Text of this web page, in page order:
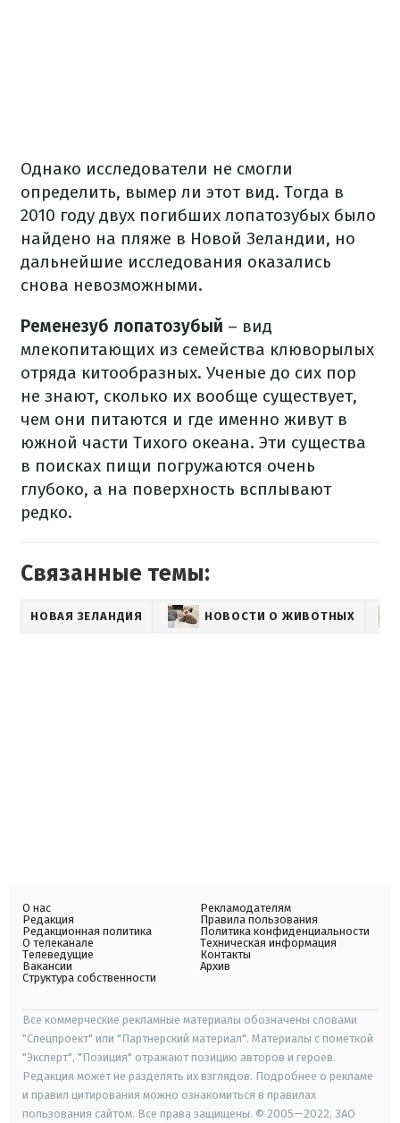
Однако исследователи не смогли
определить, вымер ли этот вид. Тогда в
2010 году двух погибших лопатозубых было
найдено на пляже в Новой Зеландии, но
дальнейшие исследования оказались
снова невозможными.
Ременезуб лопатозубый – вид
млекопитающих из семейства клюворылых
отряда китообразных. Ученые до сих пор
не знают, сколько их вообще существует,
чем они питаются и где именно живут в
южной части Тихого океана. Эти существа
в поисках пищи погружаются очень
глубоко, а на поверхность всплывают
редко.
Связанные темы:
НОВАЯ ЗЕЛАНДИЯ НОВОСТИ О ЖИВОТНЫХ
О нас
Редакция
Редакционная политика
О телеканале
Телеведущие
Вакансии
Структура собственности
Рекламодателям
Правила пользования
Политика конфиденциальности
Техническая информация
Контакты
Архив
Все коммерческие рекламные материалы обозначены словами
"Спецпроект" или "Партнерский материал". Материалы с пометкой
"Эксперт", "Позиция" отражают позицию авторов и героев.
Редакция может не разделять их взглядов. Подробнее о рекламе
и правил цитирования можно ознакомиться в правилах
пользования сайтом. Все права защищены. © 2005—2022, ЗАО